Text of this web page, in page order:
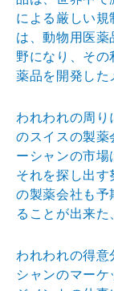
による厳しい
は、動物用医
野になり、そ
薬品を開発した
われわれの周
のスイスの製薬
ーシャンの市場
それを探し出す
の製薬会社も予
ることが出来た
われわれの得
シャンのマー